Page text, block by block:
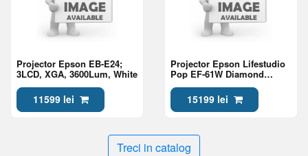
Projector Epson EB-E24;
3LCD, XGA, 3600Lum, White
11599 lei
Projector Epson Lifestudio
Pop EF-61W Diamond
Projector, Sound by Bose,
Google TV, Full HD
15199 lei
Treci in catalog